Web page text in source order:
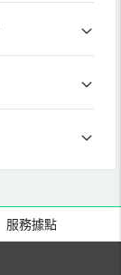
服務據點